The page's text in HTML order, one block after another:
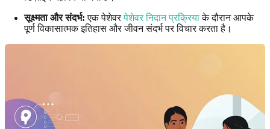
सूक्ष्मता और संदर्भ: एक पेशेवरपेशेवर निदान प्रक्रियाके दौरान आपके
पूर्ण विकासात्मक इतिहास और जीवन संदर्भ पर विचार करता है।